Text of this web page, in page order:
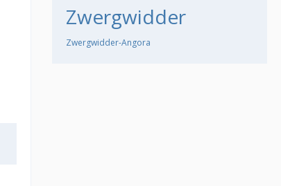
Zwergwidder
Zwergwidder-Angora